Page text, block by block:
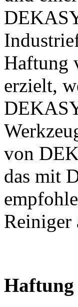
Haftung
erzielt,
von
das mit
Reiniger
Haftung